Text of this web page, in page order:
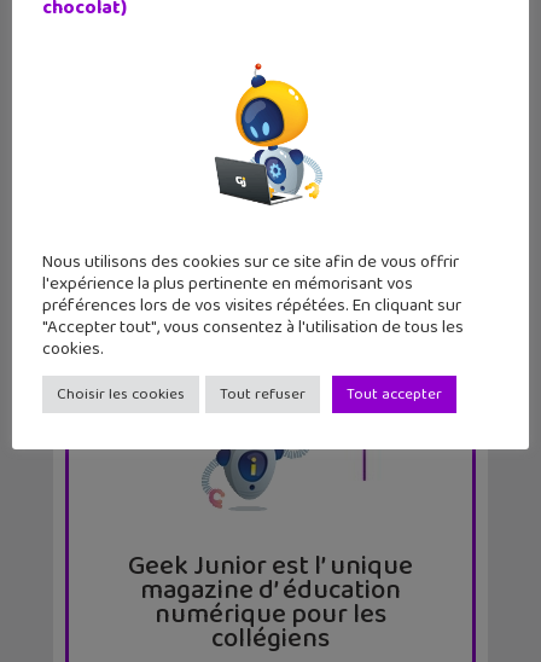
LE MAGGEEK JUNIOR
11 numéros par an
par abonnement et chez ton marchand de
journaux
Geek Junior est l’ unique
magazine d’ éducation
numérique pour les
collégiens
chocolat)
Nous utilisons des cookies sur ce site afin de vous offrir
l'expérience la plus pertinente en mémorisant vos
préférences lors de vos visites répétées. En cliquant sur
"Accepter tout", vous consentez à l'utilisation de tous les
cookies.
Choisir les cookies Tout refuser Tout accepter